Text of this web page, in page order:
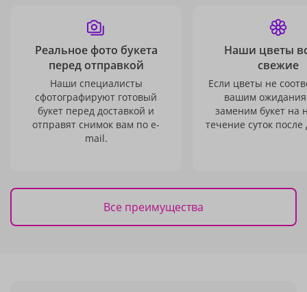
Реальное фото букета
перед отправкой
Наши специалисты
сфотографируют готовый
букет перед доставкой и
отправят снимок вам по e-
mail.
Наши цветы
свежие
Если цветы не
вашим
заменим букет на
течение суток после
Все преимущества